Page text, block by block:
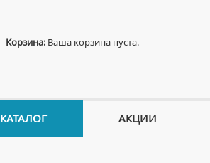
Корзина: Ваша корзина пуста.
КАТАЛОГ АКЦИИ